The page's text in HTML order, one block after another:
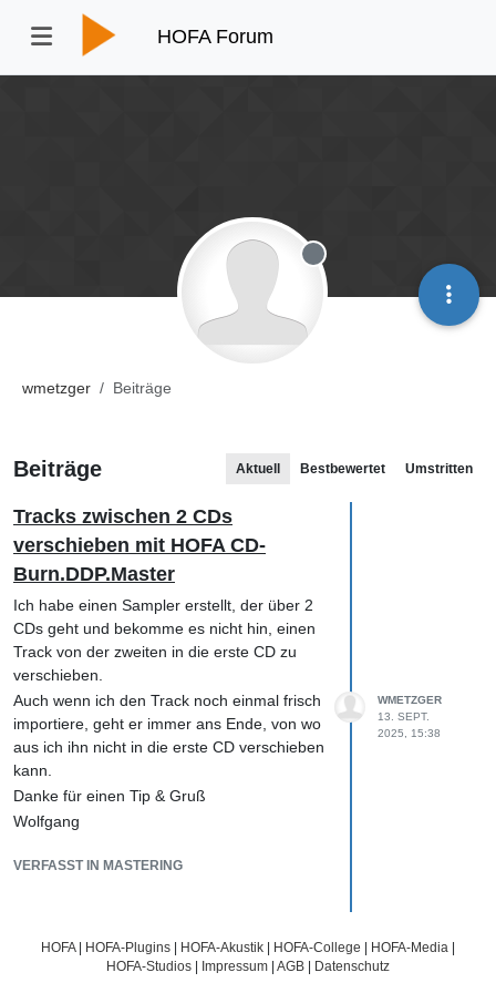
HOFA Forum
wmetzger Beiträge
Offline
Beiträge Aktuell Bestbewertet Umstritten
Tracks zwischen 2 CDs
verschieben mit HOFA CD-
Burn.DDP.Master
Ich habe einen Sampler erstellt, der über 2
CDs geht und bekomme es nicht hin, einen
Track von der zweiten in die erste CD zu
verschieben.
Auch wenn ich den Track noch einmal frisch
importiere, geht er immer ans Ende, von wo
aus ich ihn nicht in die erste CD verschieben
kann.
Danke für einen Tip & Gruß
Wolfgang
VERFASST IN MASTERING
WMETZGER
13. SEPT.
2025, 15:38
HOFA| HOFA-Plugins HOFA-Akustik HOFA-College HOFA-Media
HOFA-Studios
Impressum AGB Datenschutz